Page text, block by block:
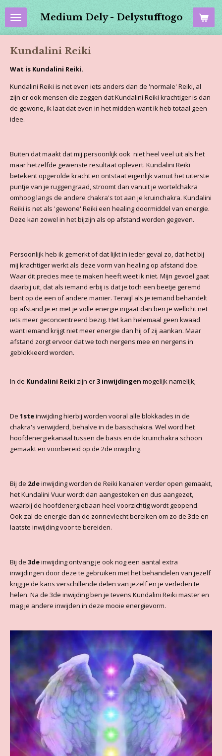
Ga
direct
hoofdinhoud
Medium Dely - Delystufftogo
Kundalini Reiki
Wat is Kundalini Reiki.
Kundalini Reiki is net even iets anders dan de 'normale' Reiki, al
zijn er ook mensen die zeggen dat Kundalini Reiki krachtiger is dan
de gewone, ik laat dat even in het midden want ik heb totaal geen
idee.
Buiten dat maakt dat mij persoonlijk ook niet heel veel uit als het
maar hetzelfde gewenste resultaat oplevert. Kundalini Reiki
betekent opgerolde kracht en ontstaat eigenlijk vanuit het uiterste
puntje van je ruggengraad, stroomt dan vanuit je wortelchakra
omhoog langs de andere chakra's tot aan je kruinchakra. Kundalini
Reiki is net als 'gewone' Reiki een healing doormiddel van energie.
Deze kan zowel in het bijzijn als op afstand worden gegeven.
Persoonlijk heb ik gemerkt of dat lijkt in ieder geval zo, dat het bij
mij krachtiger werkt als deze vorm van healing op afstand doe.
Waar dit precies mee te maken heeft weet ik niet. Mijn gevoel gaat
daarbij uit, dat als iemand erbij is dat je toch een beetje geremd
bent op de een of andere manier. Terwijl als je iemand behandelt
op afstand je er met je volle energie ingaat dan ben je wellicht net
iets meer geconcentreerd bezig. Het kan helemaal geen kwaad
want iemand krijgt niet meer energie dan hij of zij aankan. Maar
afstand zorgt ervoor dat we toch nergens mee en nergens in
geblokkeerd worden.
In de Kundalini Reiki zijn er3 inwijdingen mogelijk namelijk;
De 1steinwijding hierbij worden vooral alle blokkades in de
chakra's verwijderd, behalve in de basischakra. Wel word het
hoofdenergiekanaal tussen de basis en de kruinchakra schoon
gemaakt en voorbereid op de 2de inwijding.
Bij de 2deinwijding worden de Reiki kanalen verder open gemaakt,
het Kundalini Vuur wordt dan aangestoken en dus aangezet,
waarbij de hoofdenergiebaan heel voorzichtig wordt geopend.
Ook zal de energie dan de zonnevlecht bereiken om zo de 3de en
laatste inwijding voor te bereiden.
Bij de 3deinwijding ontvang je ook nog een aantal extra
inwijdingen door deze te gebruiken met het behandelen van jezelf
krijg je de kans verschillende delen van jezelf en je verleden te
helen. Na de 3de inwijding ben je tevens Kundalini Reiki master en
mag je andere inwijden in deze mooie energievorm.